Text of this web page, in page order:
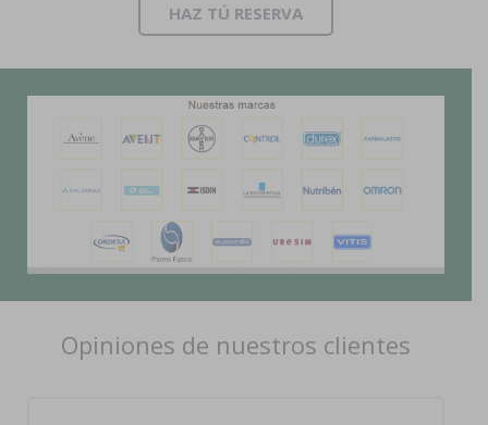
HAZ TÚ RESERVA
Opiniones de nuestros clientes